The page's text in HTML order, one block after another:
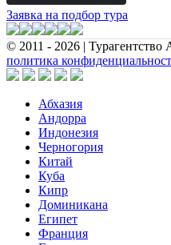
Заявка на подбор тура
© 2011 - 2026 | Турагентство
политика
Абхазия
Андорра
Индонезия
Черногория
Китай
Куба
Кипр
Доминикана
Египет
Франция